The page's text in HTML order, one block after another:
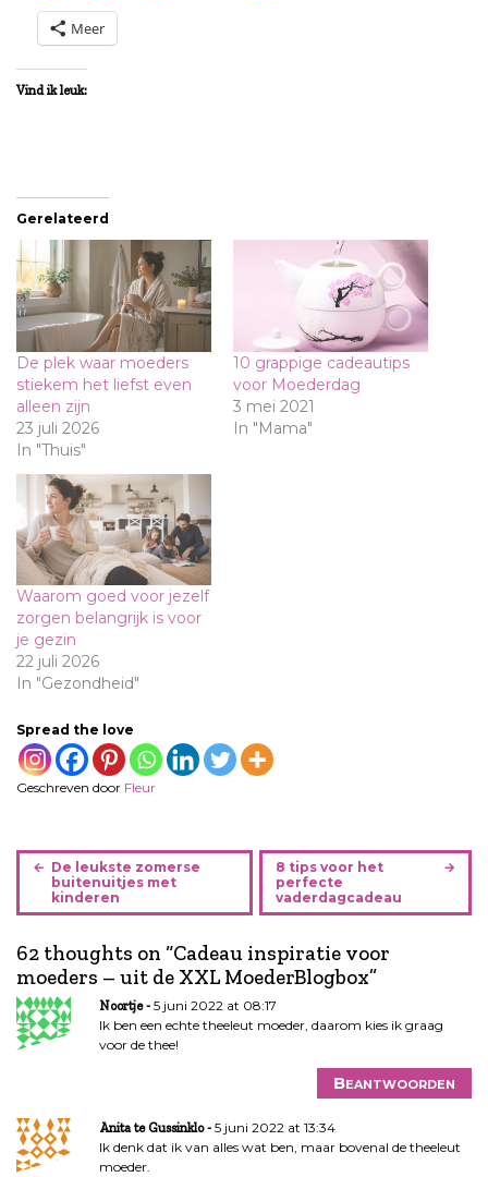
Meer
Vind ik leuk:
Gerelateerd
De plek waar moeders
stiekem het liefst even
alleen zijn
23 juli 2026
In "Thuis"
10 grappige cadeautips
voor Moederdag
3 mei 2021
In "Mama"
Waarom goed voor jezelf
zorgen belangrijk is voor
je gezin
22 juli 2026
In "Gezondheid"
Spread the love
Geschreven door Fleur
B
r
c
h
t
n
a
g
a
t
De leukste zomerse
buitenuitjes met
kinderen
8 tips voor het
perfecte
vaderdagcadeau
62 thoughts on “Cadeau inspiratie voor
moeders – uit de XXL MoederBlogbox”
Noortje
5 juni 2022 at 08:17
Ik ben een echte theeleut moeder, daarom kies ik graag
voor de thee!
Beantwoorden
Anita te Gussinklo
5 juni 2022 at 13:34
Ik denk dat ik van alles wat ben, maar bovenal de theeleut
moeder.